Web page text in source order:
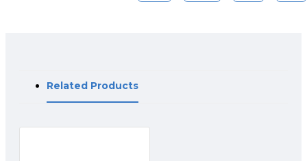
Related Products